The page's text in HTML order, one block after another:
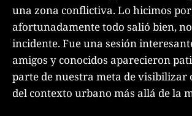
una zona conflictiva. Lo hicimos
afortunadamente todo salió bien,
incidente. Fue una sesión
amigos y conocidos aparecieron
parte de nuestra meta de visibilizar
del contexto urbano más allá de la